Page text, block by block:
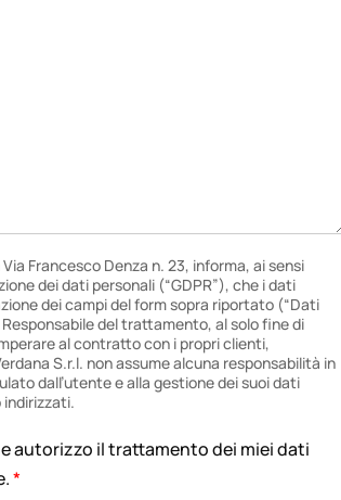
Francesco Denza n. 23, informa, ai sensi
dei dati personali (“GDPR”), che i dati
dei campi del form sopra riportato (“Dati
del trattamento, al solo fine di
al contratto con i propri clienti,
S.r.l. non assume alcuna responsabilità in
dall’utente e alla gestione dei suoi dati
indirizzati.
e autorizzo il trattamento dei miei dati
*